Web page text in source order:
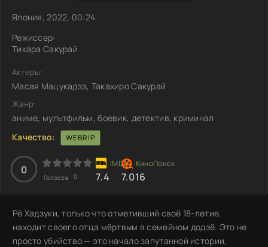
Япония, 2022, 00:24
Режиссер:
Тикара Сакурай
Актеры:
Масая Мацукадзэ, Такахиро Сакурай
Жанр:
аниме, мультфильм, боевик, детектив, криминал
Качество:
WEBRIP
0
Голосов: 0 7.4 7.016
Рё Хадзуки, только что отметивший своё 18-летие,
находит своего отца мёртвым в семейном додзё. Это не
просто убийство — это начало запутанной истории,